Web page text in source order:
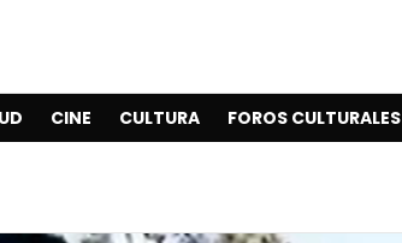
CINE CULTURA FOROS CULTURALES